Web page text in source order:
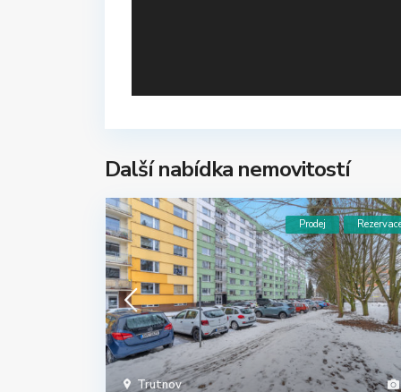
Další nabídka nemovitostí
Trutnov
Prodej